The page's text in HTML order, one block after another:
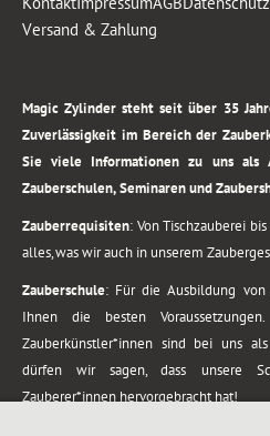
Versand & Zahlung
Magic Zylinder steht seit über 35
Zuverlässigkeit im Bereich der
Sie viele Informationen zu uns als
Zauberschulen, Seminaren und
Zauberrequisiten: Von Tischzauberei
alles, was wir auch in unserem
Zauberschule: Für die Ausbildung
Ihnen die besten
Zauberkünstler*innen sind bei uns
dürfen wir sagen, dass unsere
Zauberer*innen hervorgebracht hat!